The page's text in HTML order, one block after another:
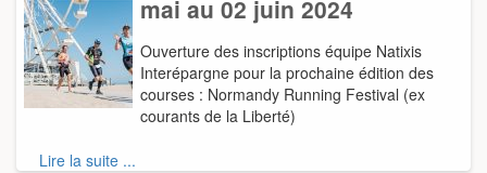
mai au 02 juin 2024
Ouverture des inscriptions équipe Natixis
Interépargne pour la prochaine édition des
courses : Normandy Running Festival (ex
courants de la Liberté)
Lire la suite ...